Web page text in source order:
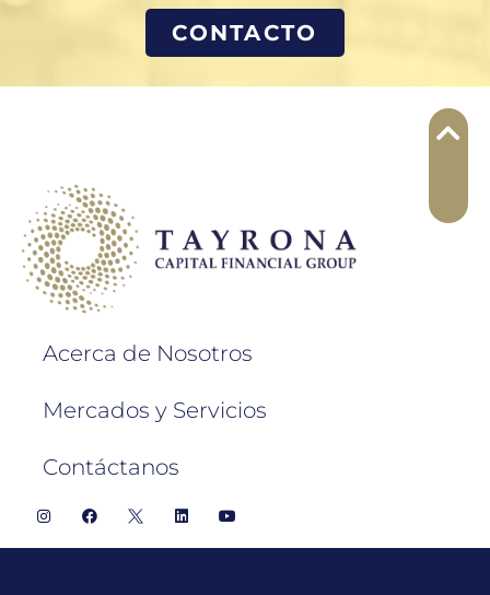
CONTACTO
Acerca de Nosotros
Mercados y Servicios
Contáctanos